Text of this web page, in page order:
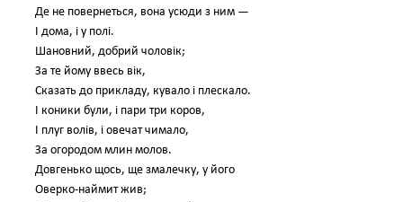
Де не повернеться, вона усюди з ним —
І дома, і у полі.
Шановний, добрий чоловік;
За те йому ввесь вік,
Сказать до прикладу, кувало і плескало.
І коники були, і пари три коров,
І плуг волів, і овечат чимало,
За огородом млин молов.
Довгенько щось, ще змалечку, у його
Оверко-наймит жив;